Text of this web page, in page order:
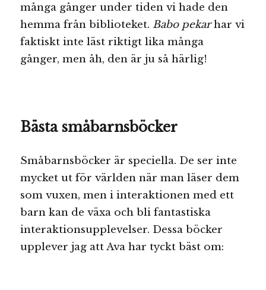
många gånger under tiden vi hade den
hemma från biblioteket.Babo pekarhar vi
faktiskt inte läst riktigt lika många
gånger, men åh, den är ju så härlig!
Bästa småbarnsböcker
Småbarnsböcker är speciella. De ser inte
mycket ut för världen när man läser dem
som vuxen, men i interaktionen med ett
barn kan de växa och bli fantastiska
interaktionsupplevelser. Dessa böcker
upplever jag att Ava har tyckt bäst om: